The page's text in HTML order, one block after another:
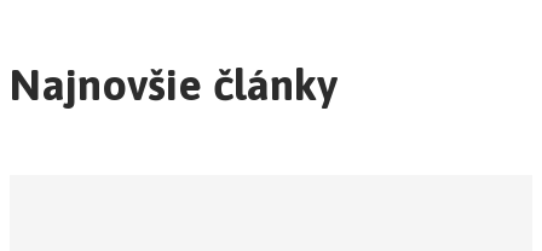
Najnovšie články